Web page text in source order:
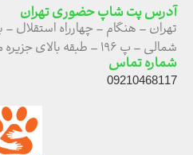
آدرس پت شاپ حضوری تهران
تهران – هنگام – چهارراه
شمالی – پ ۱۹۶ – طبقه بالای جزیره ماشین
شماره تماس
09210468117